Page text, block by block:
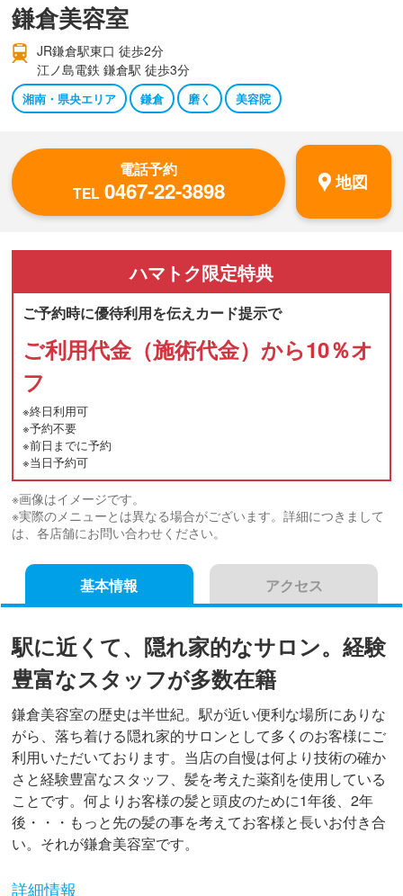
鎌倉美容室
JR鎌倉駅東口 徒歩2分
江ノ島電鉄 鎌倉駅 徒歩3分
湘南・県央エリア 鎌倉 磨く 美容院
電話予約
TEL 0467-22-3898 地図
ハマトク限定特典
ご予約時に優待利用を伝えカード提示で
ご利用代金（施術代金）から10％オ
フ
※終日利用可
※予約不要
※前日までに予約
※当日予約可
※画像はイメージです。
※実際のメニューとは異なる場合がございます。詳細につきまして
は、各店舗にお問い合わせください。
基本情報 アクセス
駅に近くて、隠れ家的なサロン。経験
豊富なスタッフが多数在籍
鎌倉美容室の歴史は半世紀。駅が近い便利な場所にありな
がら、落ち着ける隠れ家的サロンとして多くのお客様にご
利用いただいております。当店の自慢は何より技術の確か
さと経験豊富なスタッフ、髪を考えた薬剤を使用している
ことです。何よりお客様の髪と頭皮のために1年後、2年
後・・・もっと先の髪の事を考えてお客様と長いお付き合
い。それが鎌倉美容室です。
詳細情報